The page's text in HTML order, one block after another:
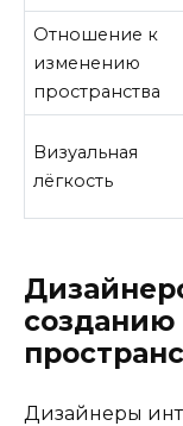
Отношение к
изменению
пространства
Визуальная
лёгкость
Дизайнеры